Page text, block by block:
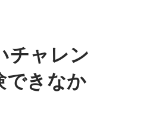
チャレン
できなか